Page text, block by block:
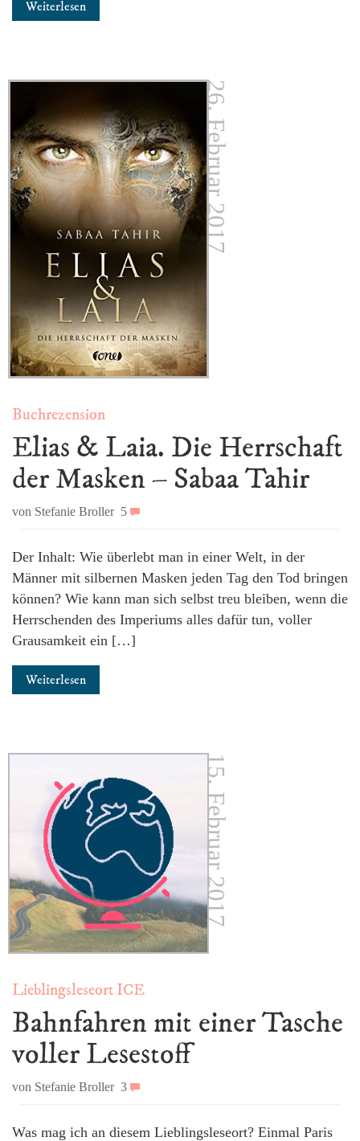
Weiterlesen
26. Februar 2017
Buchrezension
Elias & Laia. Die Herrschaft
der Masken – Sabaa Tahir
von Stefanie Broller 5
Der Inhalt: Wie überlebt man in einer Welt, in der
Männer mit silbernen Masken jeden Tag den Tod bringen
können? Wie kann man sich selbst treu bleiben, wenn die
Herrschenden des Imperiums alles dafür tun, voller
Grausamkeit ein […]
Weiterlesen
15. Februar 2017
Lieblingsleseort ICE
Bahnfahren mit einer Tasche
voller Lesestoff
von Stefanie Broller 3
Was mag ich an diesem Lieblingsleseort? Einmal Paris